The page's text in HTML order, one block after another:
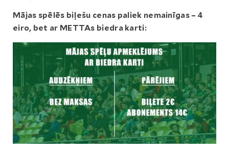
Mājas spēlēs biļešu cenas paliek nemainīgas – 4
eiro, bet ar METTAs biedra karti: